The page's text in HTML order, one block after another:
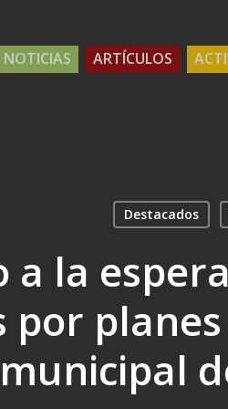
NOTICIAS ARTÍCULOS
Destacados
a la
por
municipal